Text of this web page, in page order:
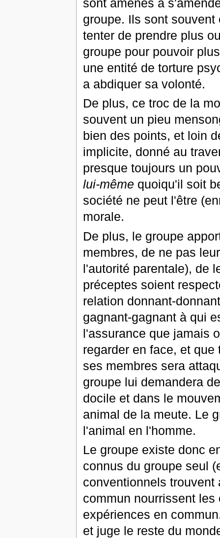
sont amenés à
groupe. Ils sont
tenter de prendre plus
groupe pour pouvoir
une entité de torture
a abdiquer sa volonté.
De plus, ce troc de la
souvent un pieu
bien des points, et loin
implicite, donné au
presque toujours un
lui-même quoiqu'il soit
société ne peut l'être
morale.
De plus, le groupe
membres, de ne pas
l'autorité parentale), de
préceptes soient
relation donnant-
gagnant-gagnant à qui
l'assurance que jamais
regarder en face, et
ses membres sera
groupe lui demandera
docile et dans le
animal de la meute. Le
l'animal en l'homme.
Le groupe existe donc
connus du groupe seul
conventionnels
commun nourrissent
expériences en
et juge le reste du